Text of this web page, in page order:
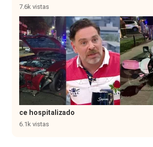
7.6k vistas
ce hospitalizado
6.1k vistas